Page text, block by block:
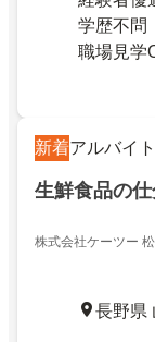
学歴不問
職場見学
新着アルバイ
生鮮食品の
株式会社ケーツー
長野県